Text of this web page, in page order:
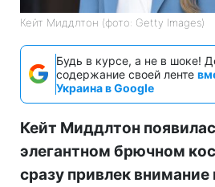
Кейт Миддлтон (фото: Getty Images)
Будь в курсе, а не в шоке!
содержание своей ленте
Украина в Google
Кейт Миддлтон
элегантном брючном
сразу привлек